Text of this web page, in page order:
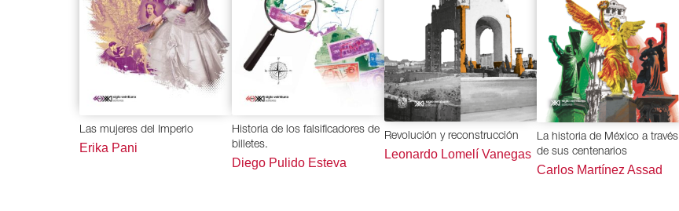
Las mujeres del Imperio
Erika Pani
Historia de los falsificadores de
billetes.
Diego Pulido Esteva
Revolución y reconstrucción
Leonardo Lomelí Vanegas
La historia de México a través
de sus centenarios
Carlos Martínez Assad